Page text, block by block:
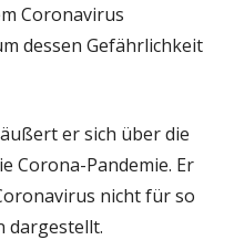
Coronavirus
dessen Gefährlichkeit
er sich über die
Corona-Pandemie. Er
nicht für so
dargestellt.